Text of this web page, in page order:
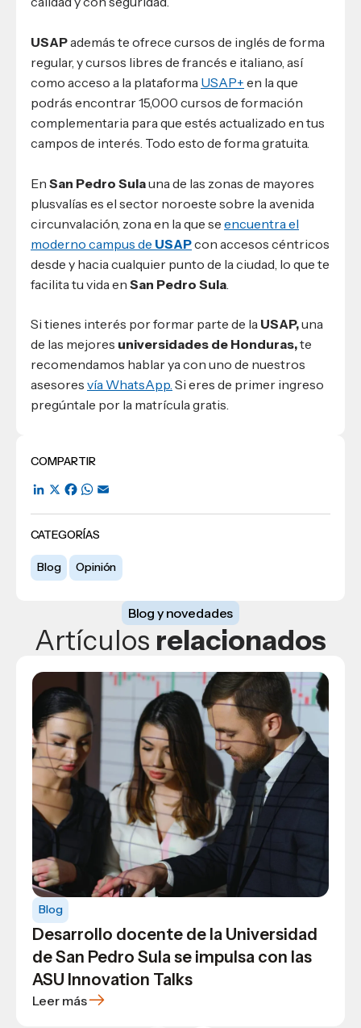
COMPARTIR
LinkedIn
X Facebook
WhatsApp
CATEGORÍAS
Blog Opinión
USAPademás te ofrece cursos de inglés de forma
regular, y cursos libres de francés e italiano, así
como acceso a la plataforma USAP+ en la que
podrás encontrar 15,000 cursos de formación
complementaria para que estés actualizado en tus
campos de interés. Todo esto de forma gratuita.
En San Pedro Sulauna de las zonas de mayores
plusvalías es el sector noroeste sobre la avenida
circunvalación, zona en la que se encuentra el
moderno campus de USAPcon accesos céntricos
desde y hacia cualquier punto de la ciudad, lo que te
facilita tu vida en San Pedro Sula
Si tienes interés por formar parte de la USAP,una
de las mejores universidades de Honduras,te
recomendamos hablar ya con uno de nuestros
asesores vía WhatsApp. Si eres de primer ingreso
pregúntale por la matrícula gratis.
Blog y novedades
Artículos relacionados
Blog
Desarrollo docente de la Universidad
de San Pedro Sula se impulsa con las
ASU Innovation Talks
Leer más
Blog
Te contamos más sobre la carrera de
Arquitectura en USAP
Leer más
Blog General
Qué es el fintech cómo sacarle
provecho en la administración
financiera
Leer más